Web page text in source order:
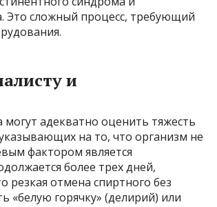
Это сложный процесс, требующий
и
адекватно оценить тяжесть
на то, что организм не
фактором является
более трех дней,
резкая отмена спиртного без
горячку» (делирий) или